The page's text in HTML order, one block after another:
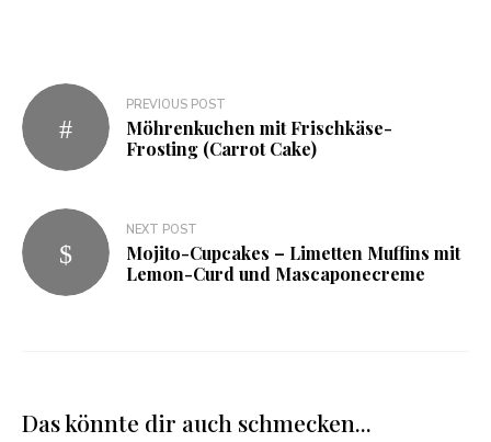
PREVIOUS POST
Möhrenkuchen mit Frischkäse-
Frosting (Carrot Cake)
NEXT POST
Mojito-Cupcakes – Limetten Muffins mit
Lemon-Curd und Mascaponecreme
Das könnte dir auch schmecken...